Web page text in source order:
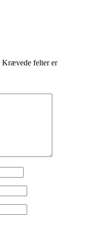
Krævede felter er